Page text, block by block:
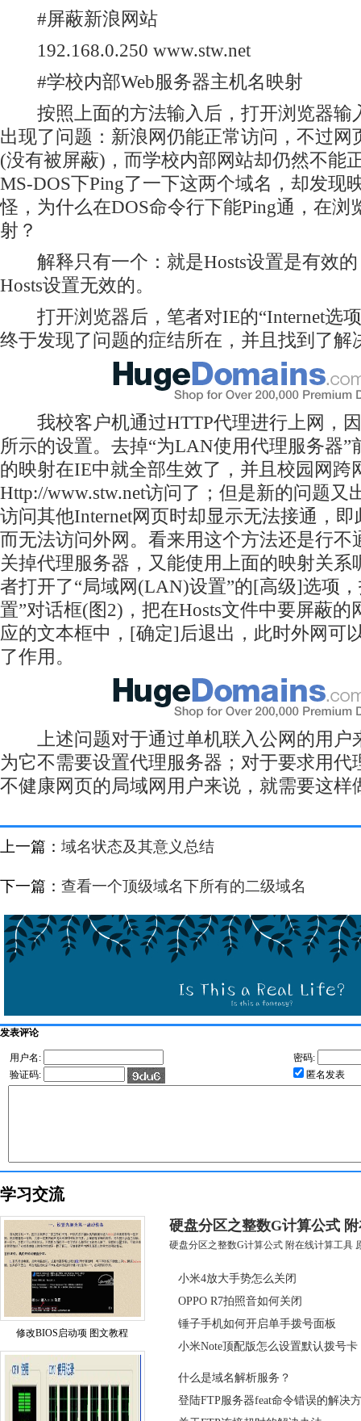
#屏蔽新浪网站
192.168.0.250 www.stw.net
#学校内部Web服务器主机名映射
按照上面的方法输入后，打开浏览器输
出现了问题：新浪网仍能正常访问，不过网
(没有被屏蔽)，而学校内部网站却仍然不能
MS-DOS下Ping了一下这两个域名，却发现
怪，为什么在DOS命令行下能Ping通，在浏
射？
解释只有一个：就是Hosts设置是有效的
Hosts设置无效的。
打开浏览器后，笔者对IE的“Internet选
终于发现了问题的症结所在，并且找到了解
我校客户机通过HTTP代理进行上网，因
所示的设置。去掉“为LAN使用代理服务器”
的映射在IE中就全部生效了，并且校园网跨
Http://www.stw.net访问了；但是新的问题又
访问其他Internet网页时却显示无法接通，
而无法访问外网。看来用这个方法还是行不
关掉代理服务器，又能使用上面的映射关系
者打开了“局域网(LAN)设置”的[高级]选项
置”对话框(图2)，把在Hosts文件中要屏蔽的
应的文本框中，[确定]后退出，此时外网可
了作用。
上述问题对于通过单机联入公网的用户
为它不需要设置代理服务器；对于要求用代
不健康网页的局域网用户来说，就需要这样
上一篇： 域名状态及其意义总结
下一篇： 查看一个顶级域名下所有的二级域名
发表评论
用户名:
密码:
验证码:
匿名发表
学习交流
修改BIOS启动项 图文教程
硬盘分区之整数G计算公式
硬盘分区之整数G计算公式 附在线计算工具
小米4放大手势怎么关闭
OPPO R7拍照音如何关闭
锤子手机如何开启单手拨号面板
小米Note顶配版怎么设置默认拨号卡
什么是域名解析服务？
登陆FTP服务器feat命令错误的解决